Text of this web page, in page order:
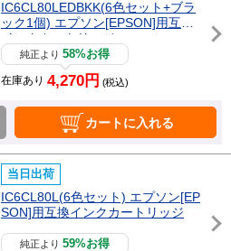
IC6CL80LEDBKK(6色セット+ブラ
ック1個) エプソン[EPSON]用互換
インクカートリッジ
純正より58%お得
在庫あり 4,270円 (税込)
カートに入れる
当日出荷
IC6CL80L(6色セット) エプソン[EP
SON]用互換インクカートリッジ
純正より59%お得